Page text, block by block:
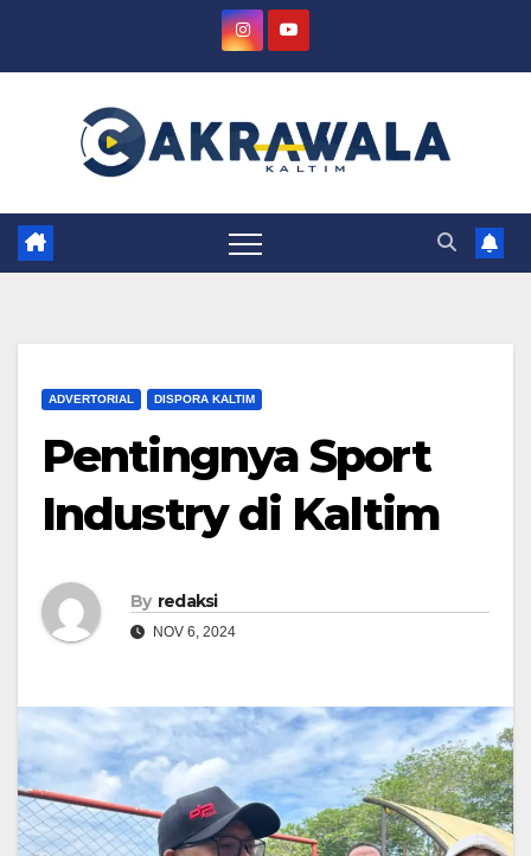
ADVERTORIAL DISPORA KALTIM
Pentingnya Sport
Industry di Kaltim
By redaksi
NOV 6, 2024